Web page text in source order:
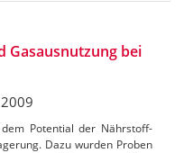
Gasausnutzung bei
Potential der Nährstoff-
Dazu wurden Proben